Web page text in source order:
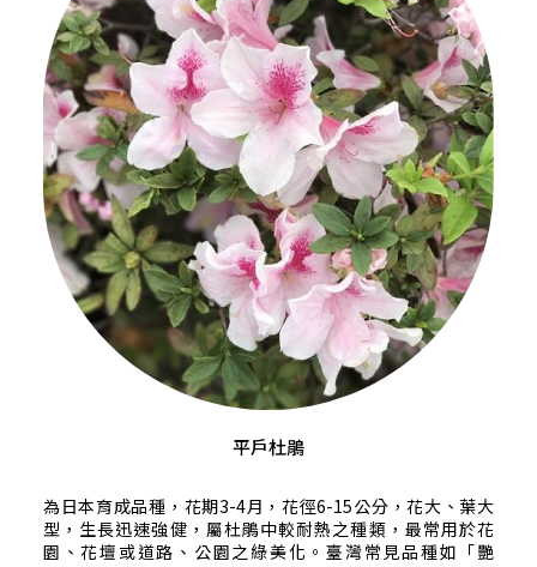
平戶杜鵑
為日本育成品種，花期3-4月，花徑6-15公分，花大、葉大
型，生長迅速強健，屬杜鵑中較耐熱之種類，最常用於花
園、花壇或道路、公園之綠美化。臺灣常見品種如「艷